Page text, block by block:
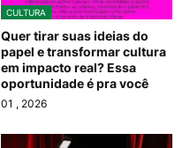
CULTURA
Quer tirar suas ideias do
papel e transformar cultura
em impacto real? Essa
oportunidade é pra você
01 , 2026